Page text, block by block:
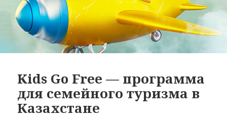
Kids Go Free — программа
для семейного туризма в
Казахстане